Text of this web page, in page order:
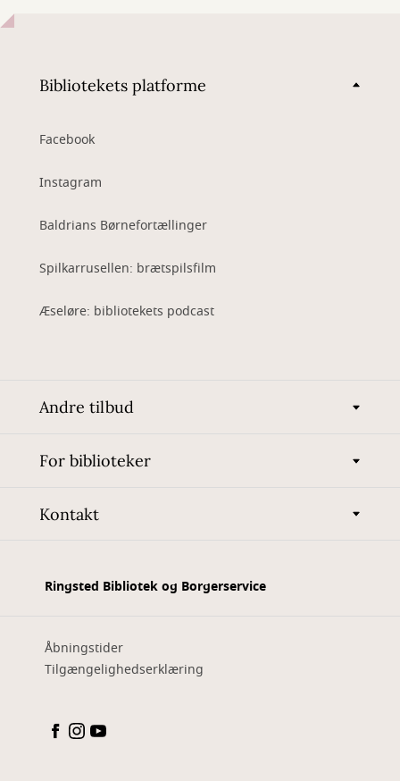
Bibliotekets platforme
Facebook
Instagram
Baldrians Børnefortællinger
Spilkarrusellen: brætspilsfilm
Æseløre: bibliotekets podcast
Andre tilbud
For biblioteker
Kontakt
Ringsted Bibliotek og Borgerservice
Åbningstider
Tilgængelighedserklæring